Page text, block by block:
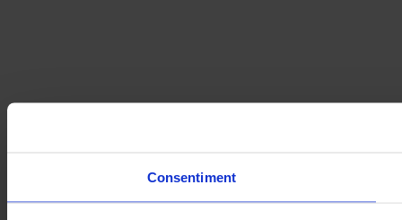
Consentiment